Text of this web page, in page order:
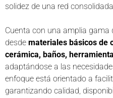
solidez de una red
Cuenta con una amplia gama
desde materiales básicos de
cerámica, baños,
adaptándose a las
enfoque está orientado a
garantizando calidad,